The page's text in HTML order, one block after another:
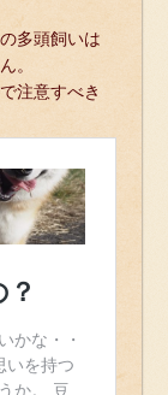
多頭飼いは
。
注意すべき